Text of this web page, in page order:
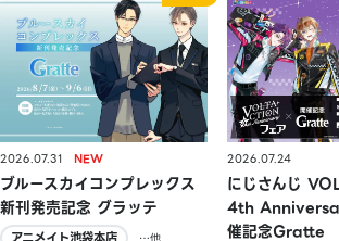
2026.07.31
ブルースカイコンプレックス
新刊発売記念 グラッテ
2026.07.24
にじさんじ
4th
催記念Gratte